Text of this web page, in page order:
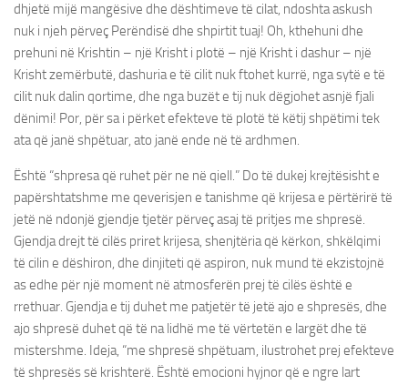
dhjetë mijë mangësive dhe dështimeve të cilat, ndoshta askush
nuk i njeh përveç Perëndisë dhe shpirtit tuaj! Oh, kthehuni dhe
prehuni në Krishtin – një Krisht i plotë – një Krisht i dashur – një
Krisht zemërbutë, dashuria e të cilit nuk ftohet kurrë, nga sytë e të
cilit nuk dalin qortime, dhe nga buzët e tij nuk dëgjohet asnjë fjali
dënimi! Por, për sa i përket efekteve të plotë të këtij shpëtimi tek
ata që janë shpëtuar, ato janë ende në të ardhmen.
Është “shpresa që ruhet për ne në qiell.” Do të dukej krejtësisht e
papërshtatshme me qeverisjen e tanishme që krijesa e përtërirë të
jetë në ndonjë gjendje tjetër përveç asaj të pritjes me shpresë.
Gjendja drejt të cilës priret krijesa, shenjtëria që kërkon, shkëlqimi
të cilin e dëshiron, dhe dinjiteti që aspiron, nuk mund të ekzistojnë
as edhe për një moment në atmosferën prej të cilës është e
rrethuar. Gjendja e tij duhet me patjetër të jetë ajo e shpresës, dhe
ajo shpresë duhet që të na lidhë me të vërtetën e largët dhe të
mistershme. Ideja, “me shpresë shpëtuam, ilustrohet prej efekteve
të shpresës së krishterë. Është emocioni hyjnor që e ngre lart